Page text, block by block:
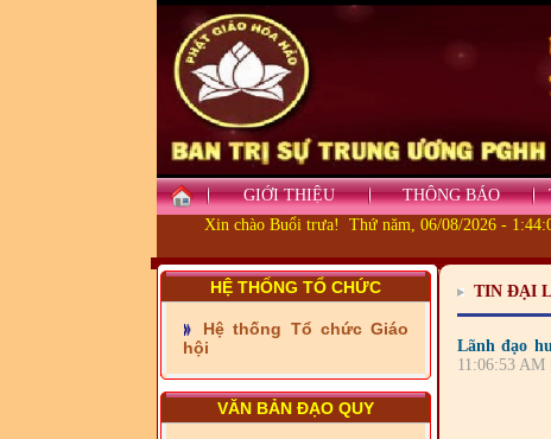
GIỚI THIỆU THÔNG BÁO
Xin chào Buổi trưa! Thứ năm, 06/08/2026 -
HỆ THỐNG TỔ CHỨC
Hệ thống Tổ chức Giáo
hội
VĂN BẢN ĐẠO QUY
- Những tấm lòng thiện
nguyện vùng biên
- BAN TRỊ SỰ XÃ ĐẠI
PHƯỚC TỈNH ĐỒNG NAI
TIN ĐẠI
Lãnh đạo
11:06:53 AM